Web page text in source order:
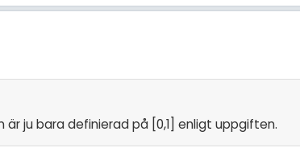
är ju bara definierad på [0,1] enligt uppgiften.